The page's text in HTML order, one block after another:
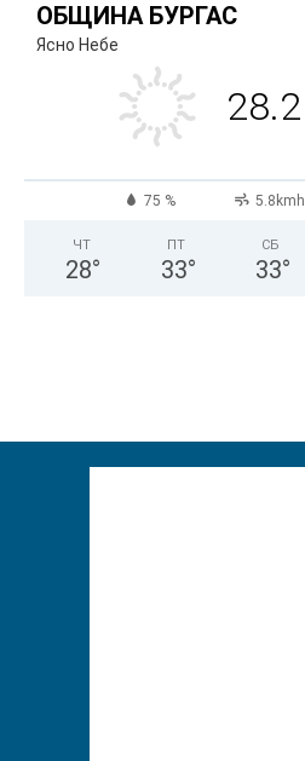
ОБЩИНА БУРГАС
Ясно Небе
28.2
75 % 5.8kmh
ЧТ
28°
ПТ
33°
СБ
33°